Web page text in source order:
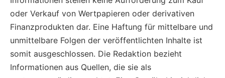
oder Verkauf von Wertpapieren oder derivativen
Finanzprodukten dar. Eine Haftung für mittelbare und
unmittelbare Folgen der veröffentlichten Inhalte ist
somit ausgeschlossen. Die Redaktion bezieht
Informationen aus Quellen, die sie als